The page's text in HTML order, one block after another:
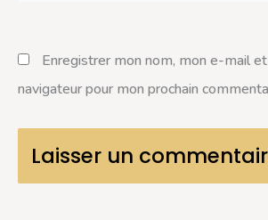
Enregistrer mon nom, mon e-mail
navigateur pour mon prochain